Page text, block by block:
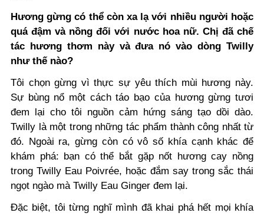
Hương gừng có thể còn xa lạ với nhiều người hoặc
quá đậm và nồng đối với nước hoa nữ. Chị đã chế
tác hương thơm này và đưa nó vào dòng Twilly
như thế nào?
Tôi chọn gừng vì thực sự yêu thích mùi hương này.
Sự bùng nổ một cách táo bạo của hương gừng tươi
đem lại cho tôi nguồn cảm hứng sáng tạo dồi dào.
Twilly là một trong những tác phẩm thành công nhất từ
đó. Ngoài ra, gừng còn có vô số khía cạnh khác để
khám phá: bạn có thể bắt gặp nốt hương cay nồng
trong Twilly Eau Poivrée, hoặc đắm say trong sắc thái
ngọt ngào mà Twilly Eau Ginger đem lại.
Đặc biệt, tôi từng nghĩ mình đã khai phá hết mọi khía